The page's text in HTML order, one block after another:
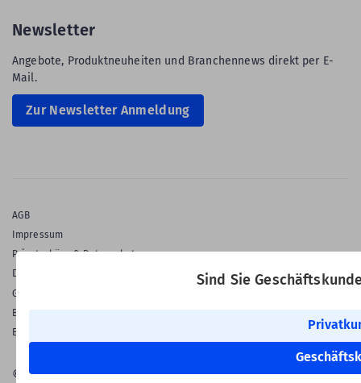
Sind Sie
Newsletter
Angebote, Produktneuheiten und Branchennews direkt per E-
Mail.
Zur Newsletter Anmeldung
AGB
Impressum
Privatsphäre & Datenschutz
Datenschutz-Einstellungen
Gewährleistung
Barrierefreiheitserklärung
English Language
© 2026 Labelident GmbH